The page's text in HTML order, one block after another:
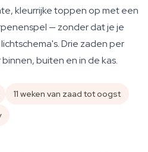
kleurrijke toppen op met een
— zonder dat je je
Drie zaden per
buiten en in de kas.
11 weken van zaad tot oogst